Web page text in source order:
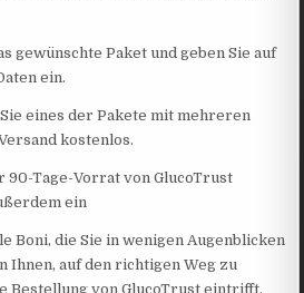
gewünschte Paket und geben Sie auf
ein.
eines der Pakete mit mehreren
kostenlos.
90-Tage-Vorrat von GlucoTrust
ein
Boni, die Sie in wenigen Augenblicken
Ihnen, auf den richtigen Weg zu
Bestellung von GlucoTrust eintrifft.